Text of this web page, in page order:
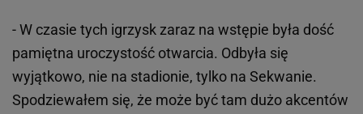
- W czasie tych igrzysk zaraz na wstępie była dość
pamiętna uroczystość otwarcia. Odbyła się
wyjątkowo, nie na stadionie, tylko na Sekwanie.
Spodziewałem się, że może być tam dużo akcentów